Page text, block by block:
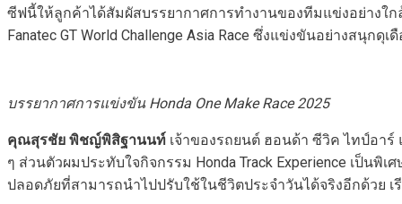
ซีฟนี้ให้ลูกค้าได้สัมผัสบรรยากาศการทำงานของทีมแข่งอย่างใก
Fanatec GT World Challenge Asia Race ซึ่งแข่งขันอย่างสนุ
บรรยากาศการแข่งขัน Honda One Make Race 2025
คุณสุรชัย พิชญ์พิสิฐานนท์ เจ้าของรถยนต์ ฮอนด้า ซีวิค ไทป์อา
ๆ ส่วนตัวผมประทับใจกิจกรรม Honda Track Experience เป็น
ปลอดภัยที่สามารถนำไปปรับใช้ในชีวิตประจำวันได้จริงอีกด้วย